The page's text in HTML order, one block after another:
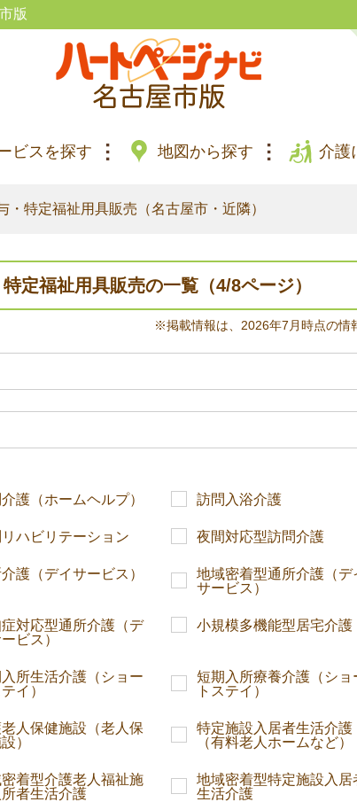
版
ビスを探す 地図から探す 介護
・特定福祉用具販売（名古屋市・近隣）
定福祉用具販売の一覧（4/8ページ）
※掲載情報は、2026年7月時点の情
護（ホームヘルプ） 訪問入浴介護
ハビリテーション 夜間対応型訪問介護
護（デイサービス）
地域密着型通所介護（デ
サービス）
対応型通所介護（デ
ビス）
小規模多機能型居宅介護
所生活介護（ショー
イ）
短期入所療養介護（ショ
トステイ）
人保健施設（老人保
）
特定施設入居者生活介護
（有料老人ホームなど）
着型介護老人福祉施
者生活介護
地域密着型特定施設入居
生活介護